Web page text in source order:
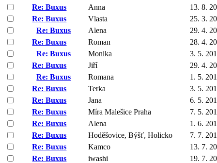
Re: Buxus
Anna
13. 8.
Re: Buxus
Vlasta
25. 3.
Re: Buxus
Alena
29. 4.
Re: Buxus
Roman
28. 4.
Re: Buxus
Monika
3. 5.
Re: Buxus
Jiří
29. 4.
Re: Buxus
Romana
1. 5.
Re: Buxus
Terka
3. 5.
Re: Buxus
Jana
6. 5.
Re: Buxus
Míra Malešice Praha
7. 5.
Re: Buxus
Alena
1. 6.
Re: Buxus
Hoděšovice, Býšť, Holicko
7. 7.
Re: Buxus
Kamco
13. 7.
Re: Buxus
iwashi
19. 7.